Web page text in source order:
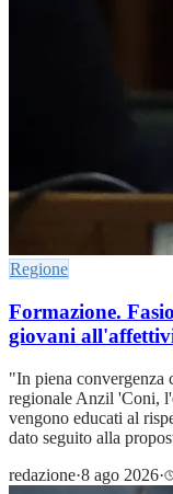
Regione
Formazione.
giovani
"In piena convergenza
regionale Anzil 'Coni,
vengono educati al
dato seguito alla
redazione·8 ago 2026·